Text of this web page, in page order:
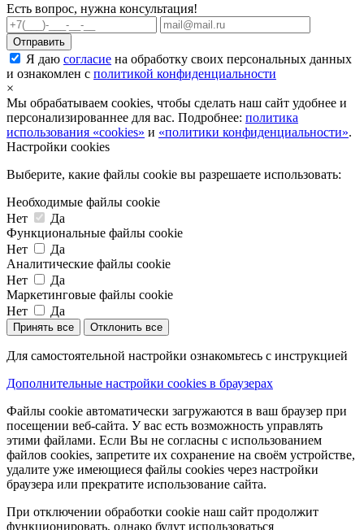
Есть вопрос, нужна консультация!
Я даю согласие на обработку своих персональных данных
и ознакомлен с политикой конфиденциальности
×
Мы обрабатываем cookies, чтобы сделать наш сайт удобнее и
персонализированнее для вас. Подробнее: политика
использования «cookies» и «политики конфиденциальности».
Настройки cookies
Выберите, какие файлы cookie вы разрешаете использовать:
Необходимые файлы cookie
Нет
Да
Функциональные файлы cookie
Нет
Да
Аналитические файлы cookie
Нет
Да
Маркетинговые файлы cookie
Нет
Да
Принять все Отклонить все
Для самостоятельной настройки ознакомьтесь с инструкцией
Дополнительные настройки cookies в браузерах
Файлы cookie автоматически загружаются в ваш браузер при
посещении веб-сайта. У вас есть возможность управлять
этими файлами. Если Вы не согласны с использованием
файлов cookies, запретите их сохранение на своём устройстве,
удалите уже имеющиеся файлы cookies через настройки
браузера или прекратите использование сайта.
При отключении обработки cookie наш сайт продолжит
функционировать, однако будут использоваться